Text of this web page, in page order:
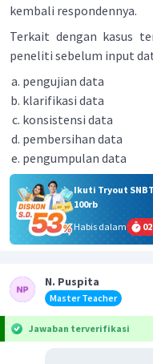
kembali respondennya.
Terkait dengan kasus
peneliti sebelum input
pengujian data
klarifikasi data
konsistensi data
pembersihan data
pengumpulan data
Ikuti Tryout
100rb
Habis dalam
02
N. Puspita
Master Teacher
Jawaban terverifikasi